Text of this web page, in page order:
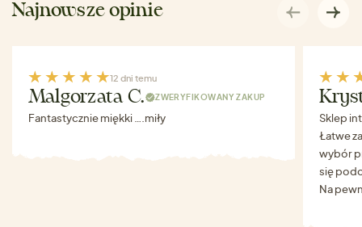
Najnowsze opinie
12 dni temu
Malgorzata C. ZWERYFIKOWANY ZAKUP
Fantastycznie miękki ….miły
Sklep
Łatwe
wybór
się
Na